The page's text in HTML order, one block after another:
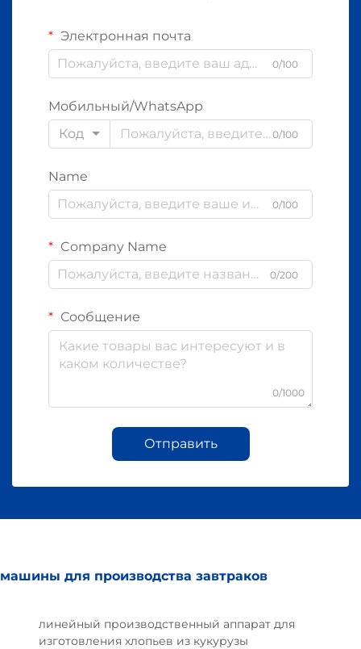
Электронная почта
0/100
Мобильный/WhatsApp
Код
0/100
Name
0/100
Company Name
0/200
Сообщение
0/1000
Отправить
машины для производства завтраков
линейный производственный аппарат для
изготовления хлопьев из кукурузы